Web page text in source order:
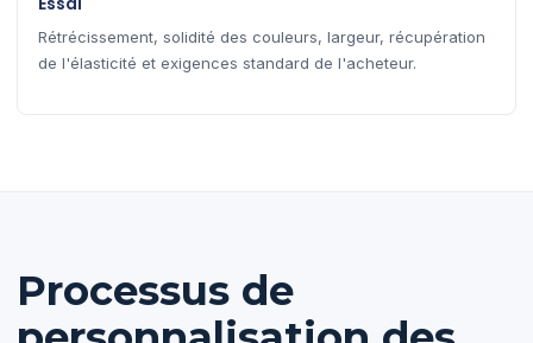
Rétrécissement, solidité des couleurs, largeur, récupération
de l'élasticité et exigences standard de l'acheteur.
Processus de